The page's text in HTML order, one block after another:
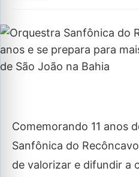
Comemorando 11 anos
Sanfônica do
de valorizar e difundir a